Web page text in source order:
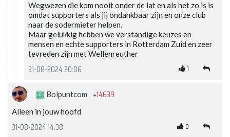
Wegwezen die kom nooit onder de lat en als het zo is is
omdat supporters als jij ondankbaar zijn en onze club
naar de sodermieter helpen.
Maar gelukkig hebben we verstandige keuzes en
mensen en echte supporters in Rotterdam Zuid en zeer
tevreden zijn met Wellenreuther
31-08-2024 20:06 1
Bolpuntcom +14639
Alleen in jouw hoofd
31-08-2024 14:38 0